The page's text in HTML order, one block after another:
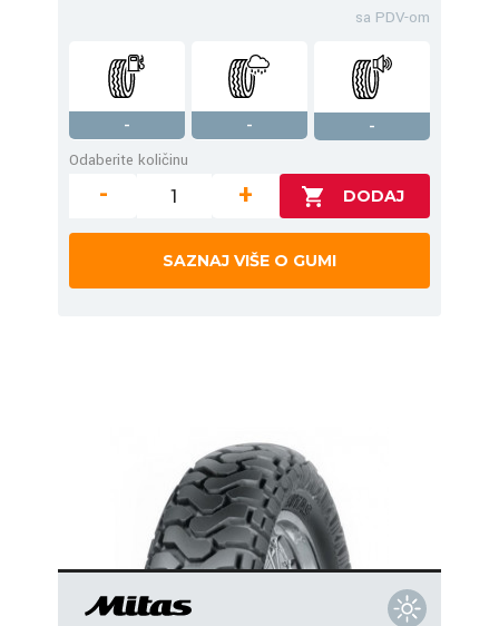
sa PDV-om
- -
-
Odaberite količinu
- +
SAZNAJ VIŠE O GUMI